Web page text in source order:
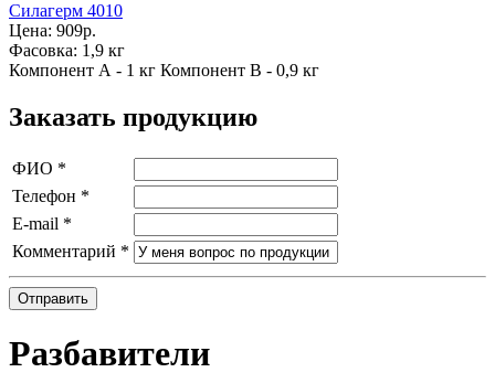
Силагерм 4010
Цена: 909р.
Фасовка: 1,9 кг
Компонент А - 1 кг Компонент В - 0,9 кг
Заказать продукцию
ФИО *
Телефон *
E-mail *
Комментарий *
Отправить
Разбавители